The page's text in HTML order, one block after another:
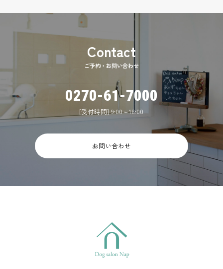
ご予約・お問い合わせ
0270-61-7000
[受付時間] 9:00～18:00
お問い合わせ